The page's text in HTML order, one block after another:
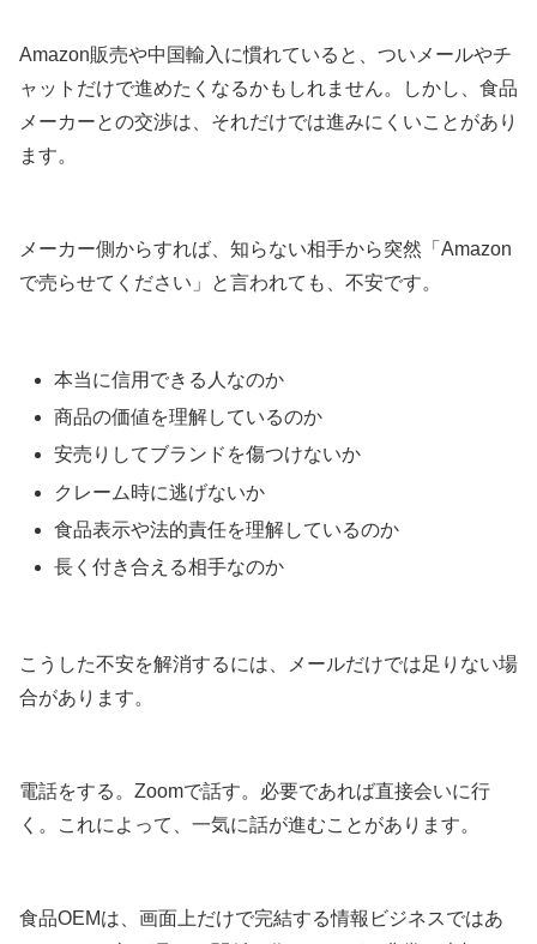
Amazon販売や中国輸入に慣れていると、ついメールやチ
ャットだけで進めたくなるかもしれません。しかし、食品
メーカーとの交渉は、それだけでは進みにくいことがあり
ます。
メーカー側からすれば、知らない相手から突然「Amazon
で売らせてください」と言われても、不安です。
本当に信用できる人なのか
商品の価値を理解しているのか
安売りしてブランドを傷つけないか
クレーム時に逃げないか
食品表示や法的責任を理解しているのか
長く付き合える相手なのか
こうした不安を解消するには、メールだけでは足りない場
合があります。
電話をする。Zoomで話す。必要であれば直接会いに行
く。これによって、一気に話が進むことがあります。
食品OEMは、画面上だけで完結する情報ビジネスではあ